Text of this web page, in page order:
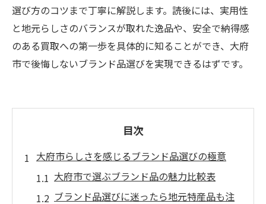
選び方のコツまで丁寧に解説します。読後には、実用性
と地元らしさのバランスが取れた逸品や、安全で納得感
のある買取への第一歩を具体的に知ることができ、大府
市で後悔しないブランド品選びを実現できるはずです。
目次
大府市らしさを感じるブランド品選びの極意
大府市で選ぶブランド品の魅力比較表
ブランド品選びに迷ったら地元特産品も注